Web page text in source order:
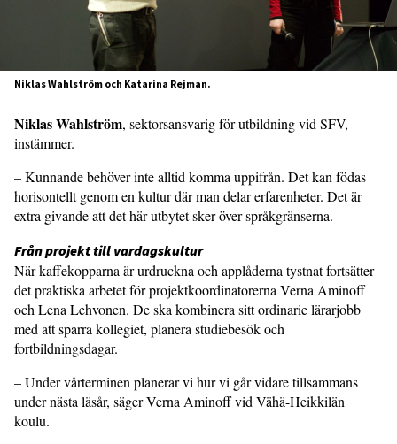
Niklas Wahlström och Katarina Rejman.
Niklas Wahlström, sektorsansvarig för utbildning vid SFV,
instämmer.
– Kunnande behöver inte alltid komma uppifrån. Det kan födas
horisontellt genom en kultur där man delar erfarenheter. Det är
extra givande att det här utbytet sker över språkgränserna.
Från projekt till vardagskultur
När kaffekopparna är urdruckna och applåderna tystnat fortsätter
det prak­tiska arbetet för projektkoordinatorerna Verna Aminoff
och Lena Lehvonen. De ska kombinera sitt ordinarie lärarjobb
med att sparra kollegiet, planera studie­besök och
fortbildningsdagar.
– Under vårterminen planerar vi hur vi går vidare tillsammans
under nästa läsår, säger Verna Aminoff vid Vähä-Heikkilän
koulu.